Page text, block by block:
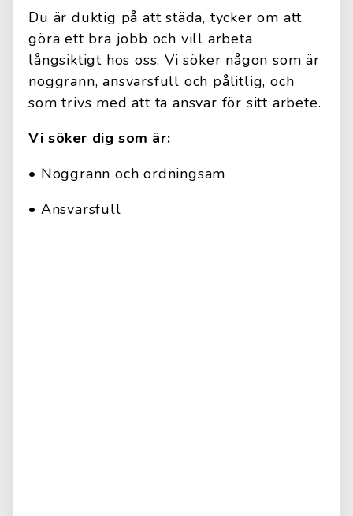
Du är duktig på att städa, tycker om att
göra ett bra jobb och vill arbeta
långsiktigt hos oss. Vi söker någon som är
noggrann, ansvarsfull och pålitlig, och
som trivs med att ta ansvar för sitt arbete.
Vi söker dig som är:
• Noggrann och ordningsam
• Ansvarsfull